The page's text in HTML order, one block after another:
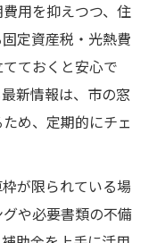
用を抑えつつ、住
定資産税・光熱費
ておくと安心で
新情報は、市の窓
め、定期的にチェ
が限られている場
や必要書類の不備